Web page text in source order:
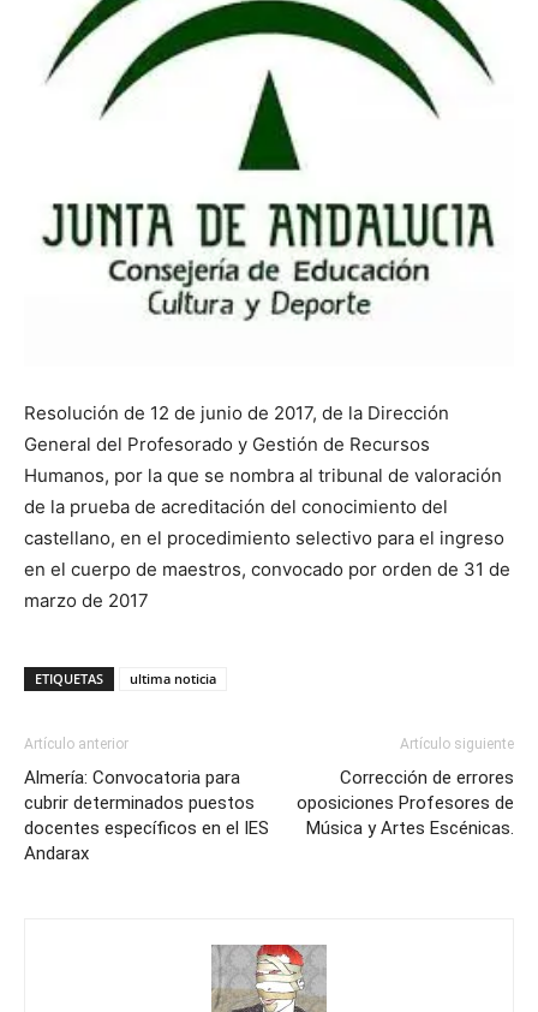
Resolución de 12 de junio de 2017, de la Dirección
General del Profesorado y Gestión de Recursos
Humanos, por la que se nombra al tribunal de valoración
de la prueba de acreditación del conocimiento del
castellano, en el procedimiento selectivo para el ingreso
en el cuerpo de maestros, convocado por orden de 31 de
marzo de 2017
ETIQUETAS ultima noticia
Artículo anterior
Almería: Convocatoria para
cubrir determinados puestos
docentes específicos en el IES
Andarax
Artículo siguiente
Corrección de errores
oposiciones Profesores de
Música y Artes Escénicas.